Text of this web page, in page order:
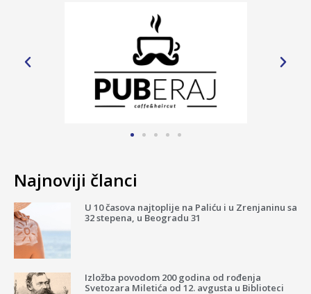
Najnoviji članci
U 10 časova najtoplije na Paliću i u Zrenjaninu sa
32 stepena, u Beogradu 31
Izložba povodom 200 godina od rođenja
Svetozara Miletića od 12. avgusta u Biblioteci